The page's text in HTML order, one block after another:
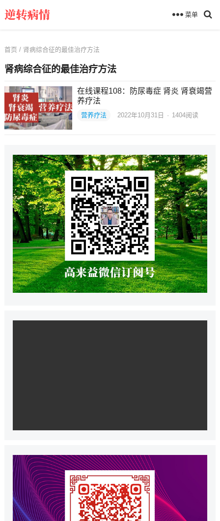
菜单
首页 / 肾病综合征的最佳治疗方法
肾病综合征的最佳治疗方法
在线课程108：防尿毒症 肾炎 肾衰竭营
养疗法
营养疗法 2022年10月31日 · 1404阅读